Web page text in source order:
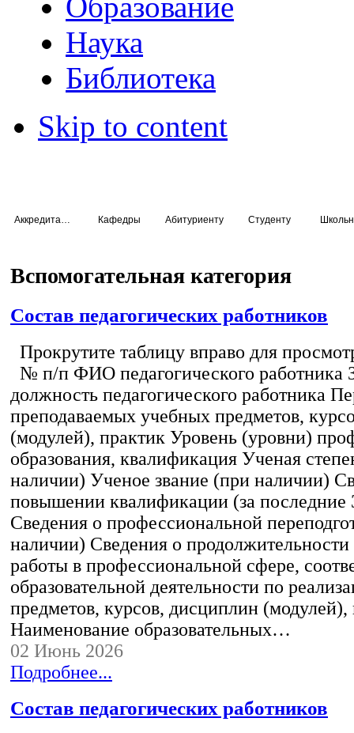
Наука
Библиотека
Skip to content
Кафедры Абитуриенту Студенту
Вспомогательная категория
Состав педагогических работников
Прокрутите таблицу вправо для
№ п/п ФИО педагогического работника
должность педагогического работника
преподаваемых учебных предметов,
(модулей), практик Уровень (уровни)
образования, квалификация Ученая
наличии) Ученое звание (при наличии)
повышении квалификации (за последние
Сведения о профессиональной
наличии) Сведения о
работы в профессиональной сфере,
образовательной деятельности по
предметов, курсов, дисциплин (модулей),
Наименование образовательных…
02 Июнь 2026
Подробнее...
Состав педагогических работников